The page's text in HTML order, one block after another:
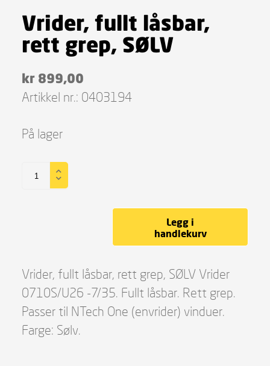
Vrider, fullt låsbar,
rett grep, SØLV
kr 899,00
Artikkel nr.: 0403194
På lager
Legg i
handlekurv
Vrider, fullt låsbar, rett grep, SØLV Vrider
0710S/U26 -7/35. Fullt låsbar. Rett grep.
Passer til NTech One (envrider) vinduer.
Farge: Sølv.